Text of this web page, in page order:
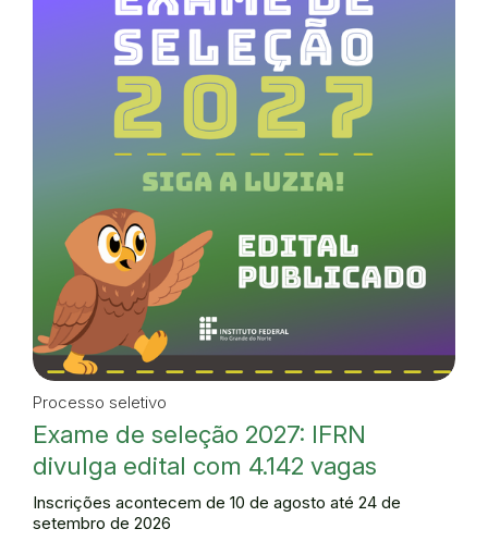
Processo seletivo
Exame de seleção 2027: IFRN
divulga edital com 4.142 vagas
Inscrições acontecem de 10 de agosto até 24 de
setembro de 2026